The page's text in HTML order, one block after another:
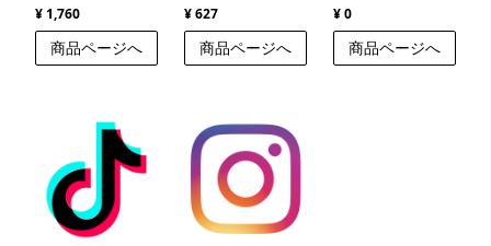
¥ 1,760
商品ページへ
¥ 627
商品ページへ
¥ 0
商品ページへ